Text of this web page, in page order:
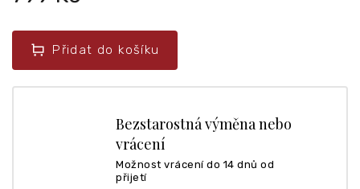
Přidat do košíku
Bezstarostná výměna nebo
vrácení
Možnost vrácení do 14 dnů od
přijetí